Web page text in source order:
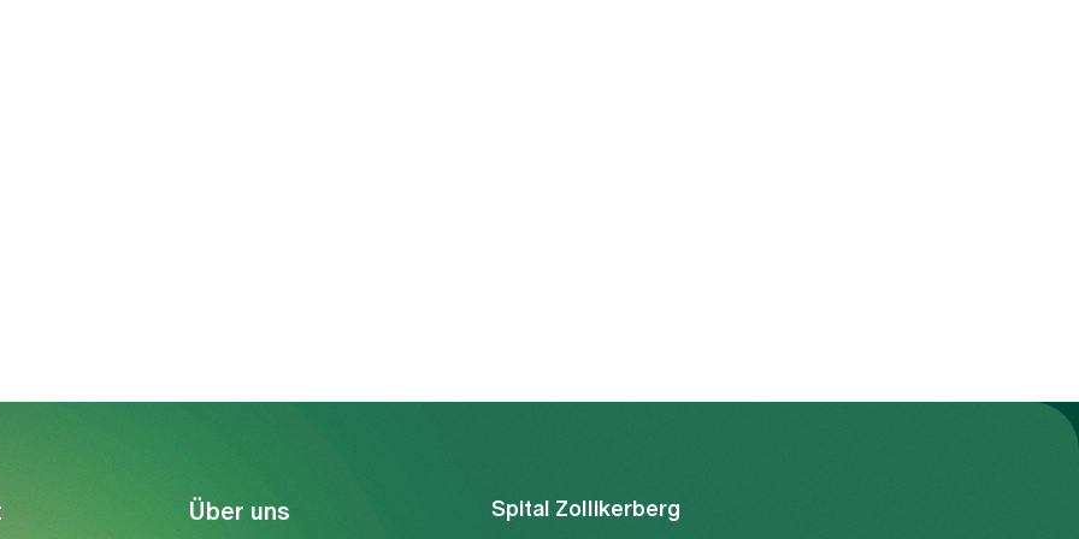
Über uns Spital Zollikerberg